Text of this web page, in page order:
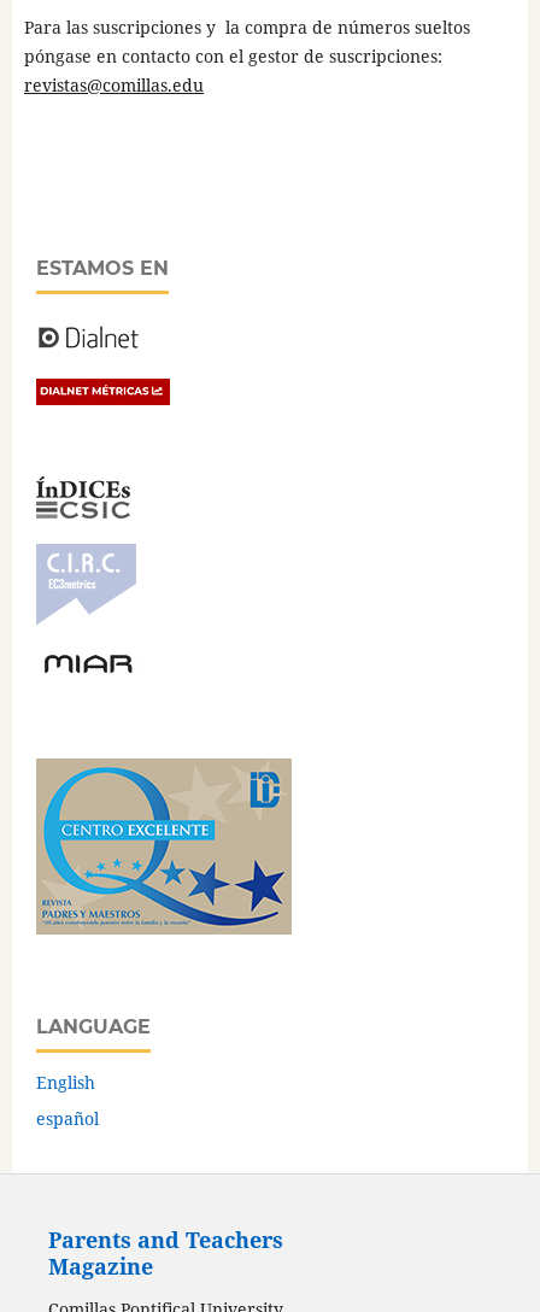
Para las suscripciones y la compra de números sueltos
póngase en contacto con el gestor de suscripciones:
revistas@comillas.edu
ESTAMOS EN
LANGUAGE
English
español
Parents and Teachers
Magazine